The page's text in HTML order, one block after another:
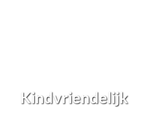
Kindvriendelijk